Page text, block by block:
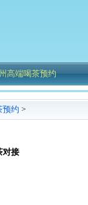
高端喝茶预约
预约 >
对接